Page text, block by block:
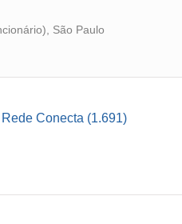
São Paulo
Conecta (1.691)